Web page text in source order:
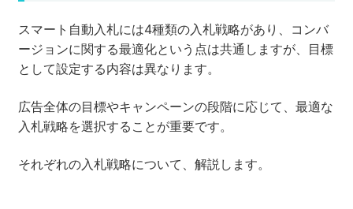
スマート自動入札には4種類の入札戦略があり、コンバ
ージョンに関する最適化という点は共通しますが、目標
として設定する内容は異なります。
広告全体の目標やキャンペーンの段階に応じて、最適な
入札戦略を選択することが重要です。
それぞれの入札戦略について、解説します。